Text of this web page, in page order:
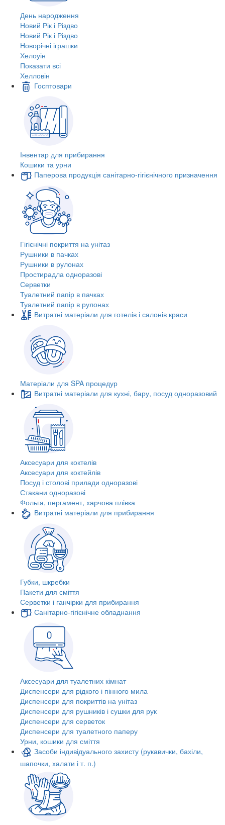
День народження
Новий Рік і Різдво
Новий Рік і Різдво
Новорічні іграшки
Хелоуін
Показати всі
Хелловін
Госптовари
Інвентар для прибирання
Кошики та урни
Паперова продукція санітарно-гігієнічного призначення
Гігієнічні покриття на унітаз
Рушники в пачках
Рушники в рулонах
Простирадла одноразові
Серветки
Туалетний папір в пачках
Туалетний папір в рулонах
Витратні матеріали для готелів і салонів краси
Матеріали для SPA процедур
Витратні матеріали для кухні, бару, посуд одноразовий
Аксесуари для коктелів
Аксесуари для коктейлів
Посуд і столові прилади одноразові
Стакани одноразові
Фольга, пергамент, харчова плівка
Витратні матеріали для прибирання
Губки, шкребки
Пакети для сміття
Серветки і ганчірки для прибирання
Санітарно-гігієнічне обладнання
Аксесуари для туалетних кімнат
Диспенсери для рідкого і пінного мила
Диспенсери для покриттів на унітаз
Диспенсери для рушників і сушки для рук
Диспенсери для серветок
Диспенсери для туалетного паперу
Урни, кошики для сміття
Засоби індивідуального захисту (рукавички, бахіли,
шапочки, халати і т. п.)